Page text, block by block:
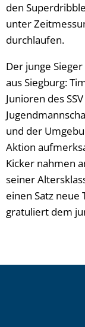
den
unter
durchlaufen.
Der junge
aus Siegburg:
Junioren des
und der
Aktion
Kicker nahmen
seiner
einen Satz neue
gratuliert dem